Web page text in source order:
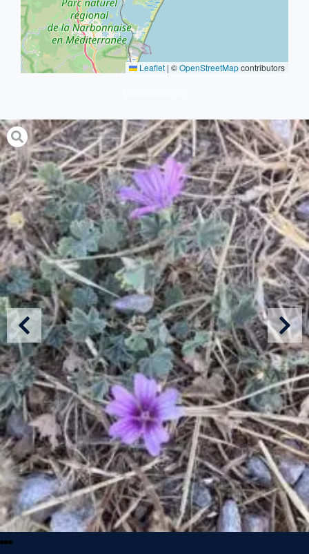
Leaflet | ©OpenStreetMapcontributors